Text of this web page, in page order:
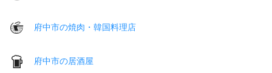
府中市の焼肉・韓国料理店
府中市の居酒屋